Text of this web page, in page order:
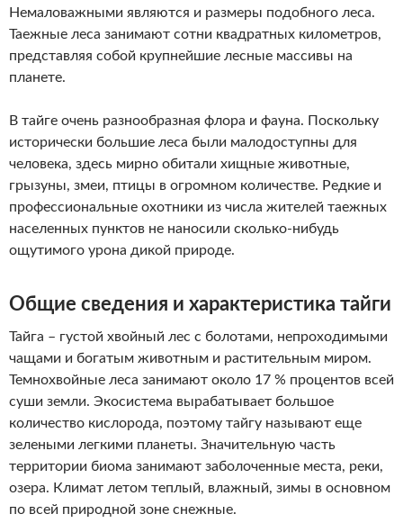
Немаловажными являются и размеры подобного леса.
Таежные леса занимают сотни квадратных километров,
представляя собой крупнейшие лесные массивы на
планете.
В тайге очень разнообразная флора и фауна. Поскольку
исторически большие леса были малодоступны для
человека, здесь мирно обитали хищные животные,
грызуны, змеи, птицы в огромном количестве. Редкие и
профессиональные охотники из числа жителей таежных
населенных пунктов не наносили сколько-нибудь
ощутимого урона дикой природе.
Общие сведения и характеристика тайги
Тайга – густой хвойный лес с болотами, непроходимыми
чащами и богатым животным и растительным миром.
Темнохвойные леса занимают около 17 % процентов всей
суши земли. Экосистема вырабатывает большое
количество кислорода, поэтому тайгу называют еще
зелеными легкими планеты. Значительную часть
территории биома занимают заболоченные места, реки,
озера. Климат летом теплый, влажный, зимы в основном
по всей природной зоне снежные.